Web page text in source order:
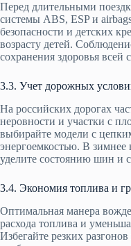
Перед длительными
системы ABS, ESP и
безопасности и детских
возрасту детей.
сохранения здоровья всей
3.3. Учет дорожных
На российских дорогах
неровности и участки с
выбирайте модели с
энергоемкостью. В зимнее
уделите состоянию шин и
3.4. Экономия топлива и
Оптимальная манера
расхода топлива и
Избегайте резких